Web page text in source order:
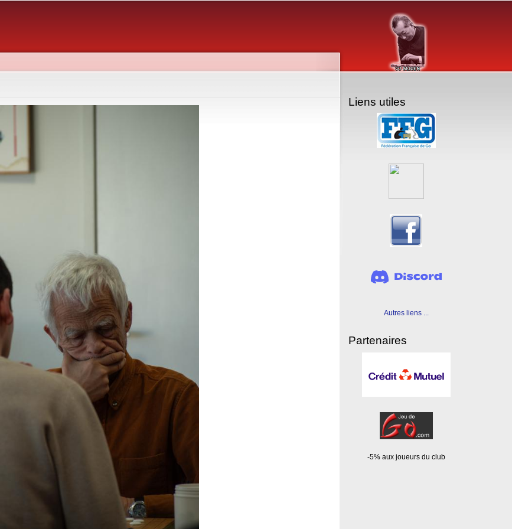
Liens utiles
Autres liens ...
Partenaires
-5% aux joueurs du club